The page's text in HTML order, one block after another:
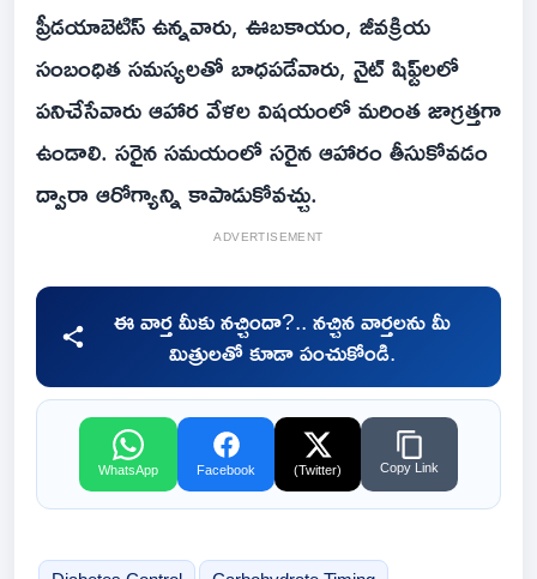
ప్రీడయాబెటిస్ ఉన్నవారు, ఊబకాయం, జీవక్రియ
సంబంధిత సమస్యలతో బాధపడేవారు, నైట్ షిఫ్ట్‌లలో
పనిచేసేవారు ఆహార వేళల విషయంలో మరింత జాగ్రత్తగా
ఉండాలి. సరైన సమయంలో సరైన ఆహారం తీసుకోవడం
ద్వారా ఆరోగ్యాన్ని కాపాడుకోవచ్చు.
ADVERTISEMENT
ఈ వార్త మీకు నచ్చిందా?.. నచ్చిన వార్తలను మీ
మిత్రులతో కూడా పంచుకోండి.
WhatsApp Facebook (Twitter) Copy Link